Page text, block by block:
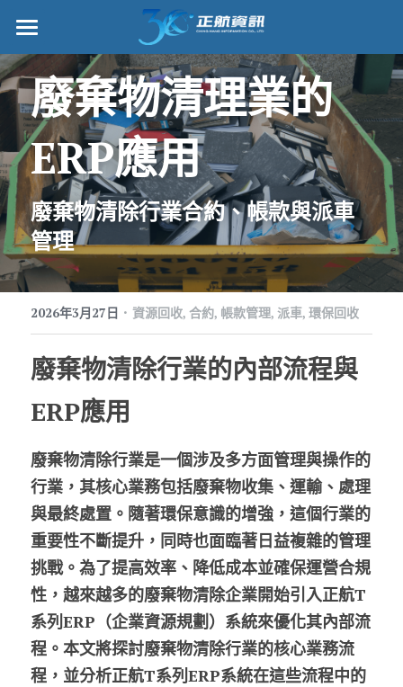
正航首頁
數位轉型
管理功能
標竿客戶
詢問/採購
客戶服務
正航願景
關於正航
工作機會
ESG永續經營
隱私權政策指南
聯絡正航
搜索
廢棄物清理業的
ERP應用
廢棄物清除行業合約、帳款與派車
管理
2026年3月27日 · 資源回收, 合約, 帳款管理, 派車, 環保回收
廢棄物清除行業的內部流程與
ERP應用
廢棄物清除行業是一個涉及多方面管理與操作的
行業，其核心業務包括廢棄物收集、運輸、處理
與最終處置。隨著環保意識的增強，這個行業的
重要性不斷提升，同時也面臨著日益複雜的管理
挑戰。為了提高效率、降低成本並確保運營合規
性，越來越多的廢棄物清除企業開始引入正航T
系列ERP（企業資源規劃）系統來優化其內部流
程。本文將探討廢棄物清除行業的核心業務流
程，並分析正航T系列ERP系統在這些流程中的